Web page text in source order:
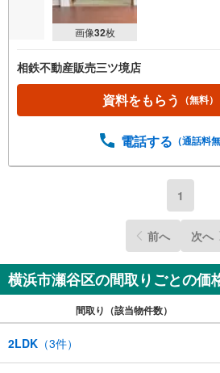
画像32枚
相鉄不動産販売三ツ境店
資料をもらう （無料）
電話する （通話料
1
前へ 次へ
横浜市瀬谷区の間取りごとの価
間取り（該当物件数）
2LDK （3件）